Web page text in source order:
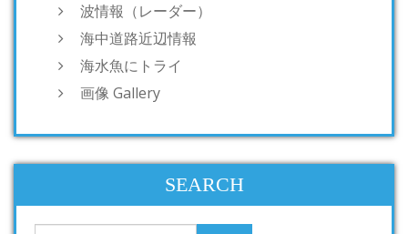
波情報（レーダー）
海中道路近辺情報
海水魚にトライ
画像 Gallery
SEARCH